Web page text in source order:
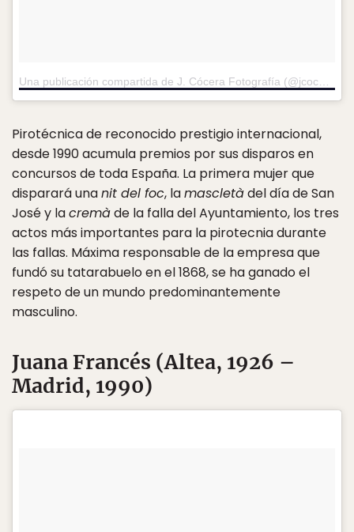
Pirotécnica de reconocido prestigio internacional,
desde 1990 acumula premios por sus disparos en
concursos de toda España. La primera mujer que
disparará unanit del foc, lamascletàdel día de San
José y lacremàde la falla del Ayuntamiento, los tres
actos más importantes para la pirotecnia durante
las fallas. Máxima responsable de la empresa que
fundó su tatarabuelo en el 1868, se ha ganado el
respeto de un mundo predominantemente
masculino.
Juana Francés (Altea, 1926 –
Madrid, 1990)